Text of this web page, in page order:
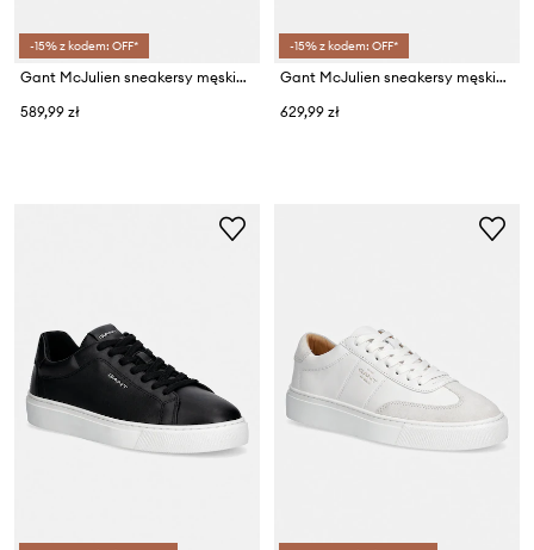
-15% z kodem: OFF*
Gant McJulien sneakersy męskie zamszowe
589,99 zł
-15% z kodem: OFF*
Gant McJulien sneakersy męskie skórzane
629,99 zł